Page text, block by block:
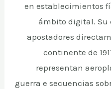
en establecimientos
ámbito digital. Su
apostadores
continente de
representan
guerra e secuencias